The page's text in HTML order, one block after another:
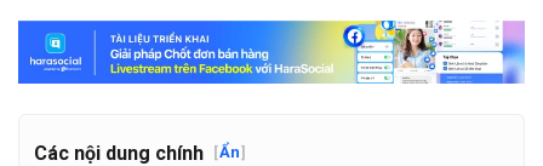
Các nội dung chính [Ẩn]